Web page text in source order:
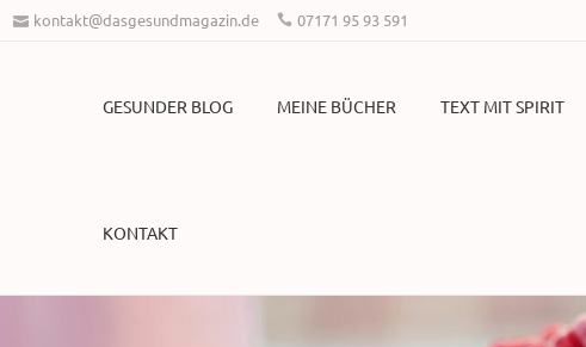
kontakt@dasgesundmagazin.de 07171 95 93 591
GESUNDER BLOG MEINE BÜCHER TEXT MIT SPIRIT
KONTAKT